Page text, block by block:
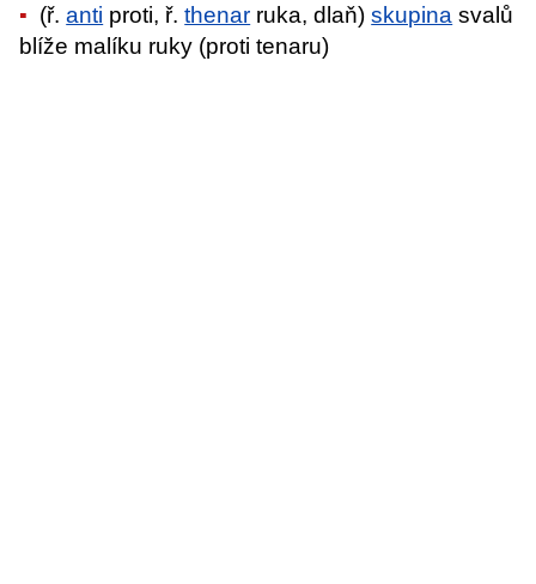
(ř.anti proti, ř.thenar ruka, dlaň)skupina svalů
blíže malíku ruky (proti tenaru)